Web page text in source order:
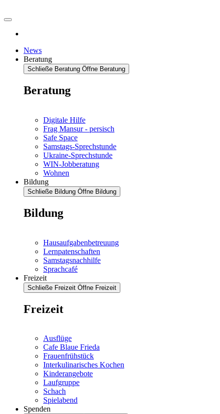
News
Beratung
Schließe Beratung Öffne Beratung
Beratung
Digitale Hilfe
Frag Mansur - persisch
Safe Space
Samstags-Sprechstunde
Ukraine-Sprechstunde
WIN-Jobberatung
Wohnen
Bildung
Schließe Bildung Öffne Bildung
Bildung
Hausaufgabenbetreuung
Lernpatenschaften
Samstagsnachhilfe
Sprachcafé
Freizeit
Schließe Freizeit Öffne Freizeit
Freizeit
Ausflüge
Cafe Blaue Frieda
Frauenfrühstück
Interkulinarisches Kochen
Kinderangebote
Laufgruppe
Schach
Spielabend
Spenden